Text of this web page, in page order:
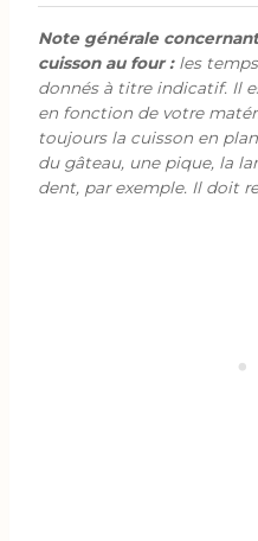
Note générale
cuisson au four :les
donnés à titre indicatif. Il
en fonction de votre
toujours la cuisson en
du gâteau, une pique, la
dent, par exemple. Il doit